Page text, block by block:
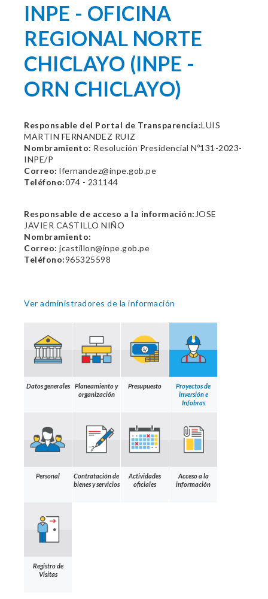
INPE - OFICINA
REGIONAL NORTE
CHICLAYO (INPE -
ORN CHICLAYO)
Responsable del Portal de Transparencia:LUIS
MARTIN FERNANDEZ RUIZ
Nombramiento: Resolución Presidencial Nº131-2023-
INPE/P
Correo: lfernandez@inpe.gob.pe
Teléfono:074 - 231144
Responsable de acceso a la información: JOSE
JAVIER CASTILLO NIÑO
Nombramiento:
Correo: jcastillon@inpe.gob.pe
Teléfono:965325598
Ver administradores de la información
Datos generales
Planeamiento y
organización
Presupuesto
Proyectos de
inversión e
Infobras
Personal
Contratación de
bienes y servicios
Actividades
oficiales
Acceso a la
información
Registro de
Visitas